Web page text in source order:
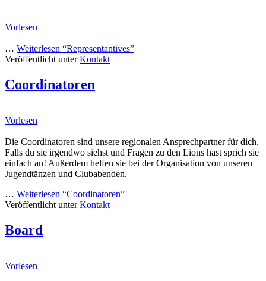
Vorlesen
… Weiterlesen “Representantives”
Veröffentlicht unter Kontakt
Coordinatoren
Vorlesen
Die Coordinatoren sind unsere regionalen Ansprechpartner für dich.
Falls du sie irgendwo siehst und Fragen zu den Lions hast sprich sie
einfach an! Außerdem helfen sie bei der Organisation von unseren
Jugendtänzen und Clubabenden.
… Weiterlesen “Coordinatoren”
Veröffentlicht unter Kontakt
Board
Vorlesen